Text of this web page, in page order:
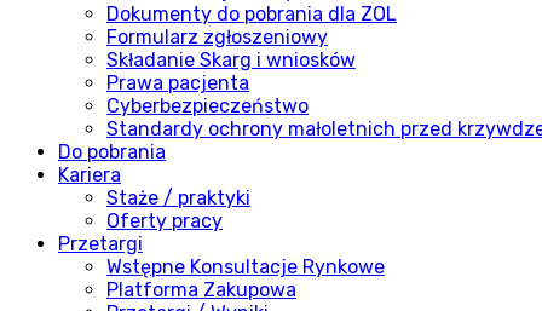
Dokumenty do pobrania dla ZOL
Formularz zgłoszeniowy
Składanie Skarg i wniosków
Prawa pacjenta
Cyberbezpieczeństwo
Standardy ochrony małoletnich przed
Do pobrania
Kariera
Staże / praktyki
Oferty pracy
Przetargi
Wstępne Konsultacje Rynkowe
Platforma Zakupowa